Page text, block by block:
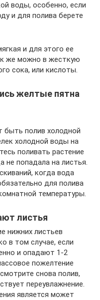
воды, особенно, если
и для полива берете
и для этого ее
же можно в жесткую
сока, или кислоты.
желтые пятна
быть полив холодной
холодной воды на
поливать растение
не попадала на листья.
когда вода
для полива
температуры.
листья
нижних листьев
в том случае, если
и опадают 1-2
пожелтение
снова полив,
переувлажнение.
является может